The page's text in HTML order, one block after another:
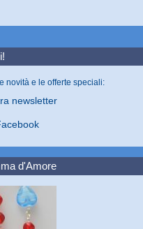
novità e le offerte speciali:
newsletter
d'Amore